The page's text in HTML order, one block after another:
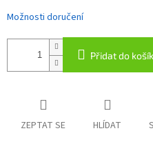
Možnosti doručení
Přidat do
ZEPTAT SE HLÍDAT